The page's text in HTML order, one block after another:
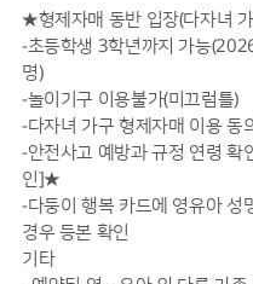
★형제자매 동반 입장(다자녀
-초등학생 3학년까지 가능
명)
-놀이기구 이용불가(미끄럼틀)
-다자녀 가구 형제자매 이용 동
-안전사고 예방과 규정 연령 확
인]★
-다둥이 행복 카드에 영유아 성
경우 등본 확인
기타